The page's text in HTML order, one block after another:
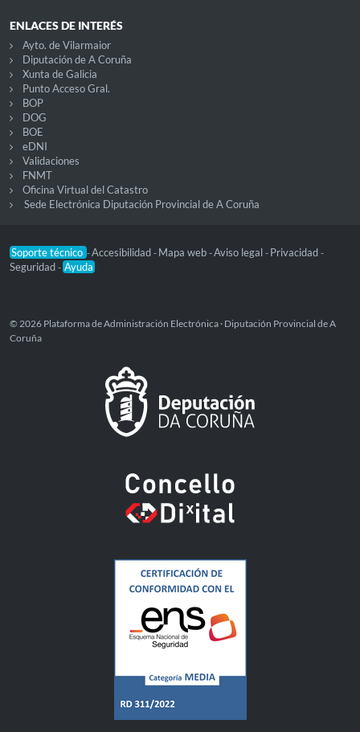
ENLACES DE INTERÉS
Ayto. de Vilarmaior
Diputación de A Coruña
Xunta de Galicia
Punto Acceso Gral.
BOP
DOG
BOE
eDNI
Validaciones
FNMT
Oficina Virtual del Catastro
Sede Electrónica Diputación Provincial de A Coruña
Soporte técnico -Accesibilidad - Mapa web -Aviso legal - Privacidad -
Seguridad - Ayuda
© 2026 Plataforma de Administración Electrónica · Diputación Provincial de A
Coruña